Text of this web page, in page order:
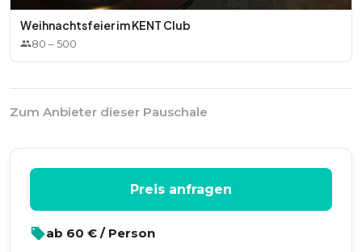
Weihnachtsfeier im KENT Club
80 –500
Zum Anbieter dieser Pauschale
Preis anfragen
ab 60 € / Person